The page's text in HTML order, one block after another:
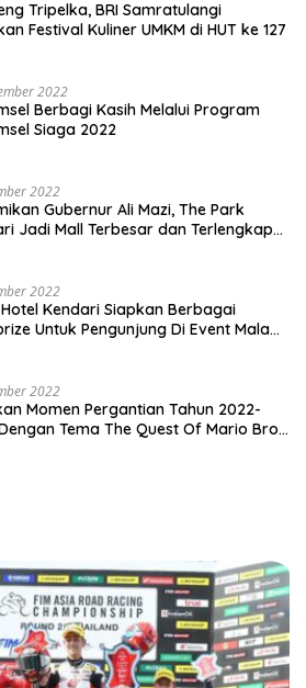
Tripelka, BRI Samratulangi
Festival Kuliner UMKM di HUT ke 127
2022
Berbagi Kasih Melalui Program
Siaga 2022
2022
Gubernur Ali Mazi, The Park
Jadi Mall Terbesar dan Terlengkap
2022
Kendari Siapkan Berbagai
Untuk Pengunjung Di Event Malam
2022
Momen Pergantian Tahun 2022-
Tema The Quest Of Mario Bros